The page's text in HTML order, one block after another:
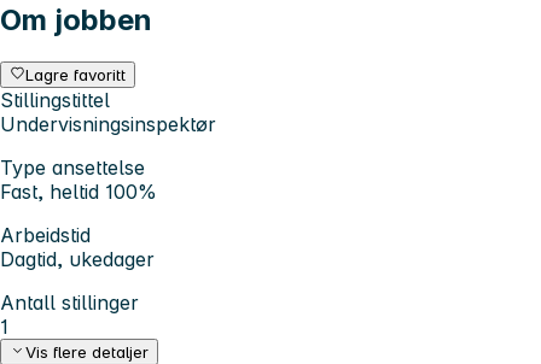
Om jobben
Lagre favoritt
Stillingstittel
Undervisningsinspektør
Type ansettelse
Fast, heltid 100%
Arbeidstid
Dagtid, ukedager
Antall stillinger
1
Vis flere detaljer